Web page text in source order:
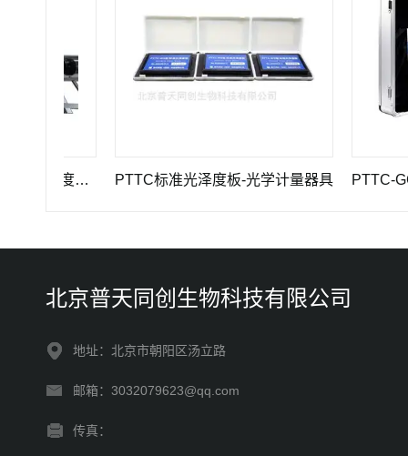
PTTC标准光泽度板-光学计量器具
北京普天同创生物科技有限公司
地址：北京市朝阳区汤立路
邮箱：3032079623@qq.com
传真：